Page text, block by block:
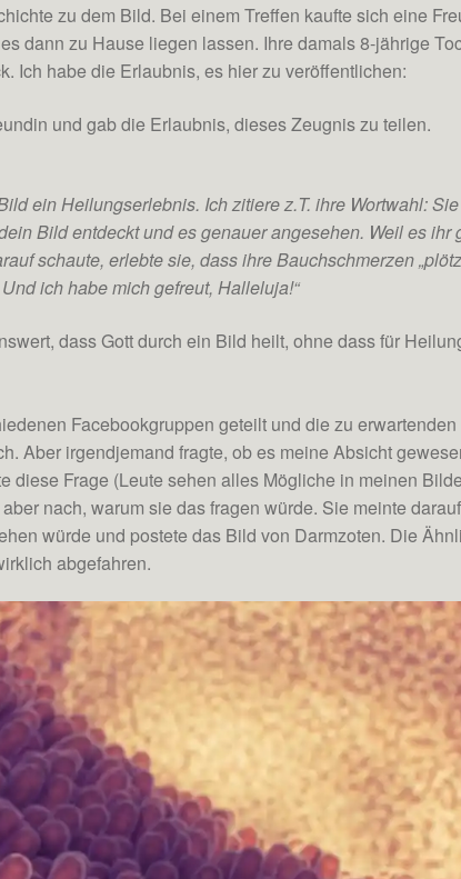
zu dem Bild. Bei einem Treffen kaufte sich eine
dann zu Hause liegen lassen. Ihre damals 8-jährige
Ich habe die Erlaubnis, es hier zu veröffentlichen:
und gab die Erlaubnis, dieses Zeugnis zu teilen.
ein Heilungserlebnis. Ich zitiere z.T. ihre Wortwahl:
Bild entdeckt und es genauer angesehen. Weil es ihr
schaute, erlebte sie, dass ihre Bauchschmerzen
ich habe mich gefreut, Halleluja!“
dass Gott durch ein Bild heilt, ohne dass für
Facebookgruppen geteilt und die zu
Aber irgendjemand fragte, ob es meine Absicht
diese Frage (Leute sehen alles Mögliche in meinen
nach, warum sie das fragen würde. Sie meinte
würde und postete das Bild von Darmzoten. Die
abgefahren.